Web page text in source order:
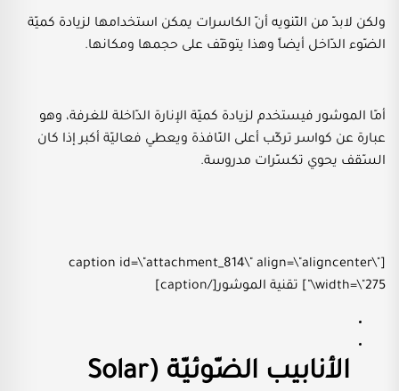
ولكن لابدّ من التّنويه أنّ الكاسرات يمكن استخدامها لزيادة كميّة
الضّوء الدّاخل أيضاً وهذا يتوقّف على حجمها ومكانها.
أمّا الموشور فيستخدم لزيادة كميّة الإنارة الدّاخلة للغرفة، وهو
عبارة عن كواسر تركّب أعلى النّافذة ويعطي فعاليّة أكبر إذا كان
السّقف يحوي تكسّرات مدروسة.
[caption id=\"attachment_814\" align=\"aligncenter\"
width=\"275\"] تقنية الموشور[/caption]
الأنابيب الضّوئيّة (Solar